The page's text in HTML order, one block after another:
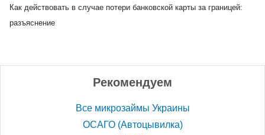
Как действовать в случае потери банковской карты за границей:
разъяснение
Рекомендуем
Все микрозаймы Украины
ОСАГО (Автоцывилка)